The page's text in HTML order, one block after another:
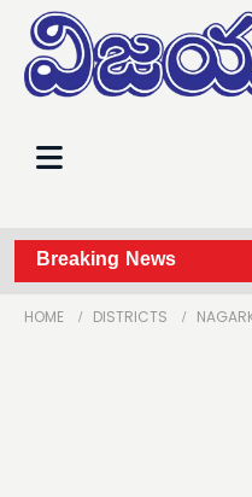
Breaking News
త్రుటిలో తప్పిన పెను
HOME DISTRICTS